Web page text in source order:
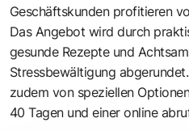
Geschäftskunden profitieren
Das Angebot wird durch
gesunde Rezepte und
Stressbewältigung
zudem von speziellen
40 Tagen und einer online